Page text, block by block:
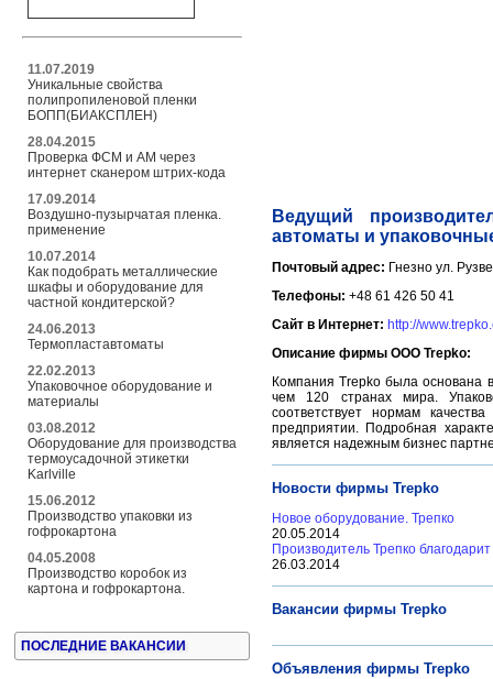
11.07.2019
Уникальные свойства
полипропиленовой пленки
БОПП(БИАКСПЛЕН)
28.04.2015
Проверка ФСМ и АМ через
интернет сканером штрих-кода
17.09.2014
Воздушно-пузырчатая пленка.
применение
10.07.2014
Как подобрать металлические
шкафы и оборудование для
частной кондитерской?
24.06.2013
Термопластавтоматы
22.02.2013
Упаковочное оборудование и
материалы
03.08.2012
Оборудование для производства
термоусадочной этикетки
Karlville
15.06.2012
Производство упаковки из
гофрокартона
04.05.2008
Производство коробок из
картона и гофрокартона.
ПОСЛЕДНИЕ ВАКАНСИИ
Ведущий
автоматы и
Почтовый адрес: Гнезно ул.
Телефоны: +48 61 426 50 41
Сайт в Интернет: http://
Описание фирмы OOO Trepko:
Компания Trepko была основана
чем 120 странах мира.
соответствует нормам
предприятии. Подробная
является надежным бизнес
Новости фирмы Trepko
Новое оборудование. Трепко
20.05.2014
Производитель Трепко благодарит
26.03.2014
Вакансии фирмы Trepko
Объявления фирмы Trepko